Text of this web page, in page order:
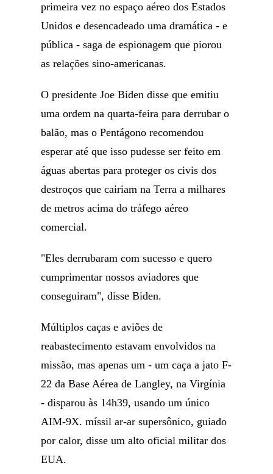
primeira vez no espaço aéreo dos Estados
Unidos e desencadeado uma dramática - e
pública - saga de espionagem que piorou
as relações sino-americanas.
O presidente Joe Biden disse que emitiu
uma ordem na quarta-feira para derrubar o
balão, mas o Pentágono recomendou
esperar até que isso pudesse ser feito em
águas abertas para proteger os civis dos
destroços que cairiam na Terra a milhares
de metros acima do tráfego aéreo
comercial.
"Eles derrubaram com sucesso e quero
cumprimentar nossos aviadores que
conseguiram", disse Biden.
Múltiplos caças e aviões de
reabastecimento estavam envolvidos na
missão, mas apenas um - um caça a jato F-
22 da Base Aérea de Langley, na Virgínia
- disparou às 14h39, usando um único
AIM-9X. míssil ar-ar supersônico, guiado
por calor, disse um alto oficial militar dos
EUA.